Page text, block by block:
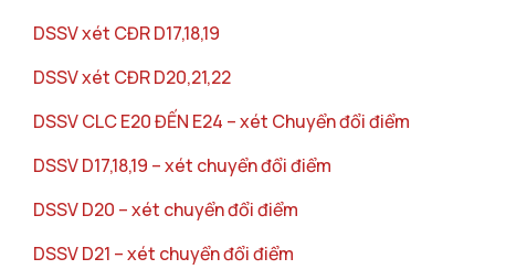
DSSV xét CĐR D17,18,19
DSSV xét CĐR D20,21,22
DSSV CLC E20 ĐẾN E24 – xét Chuyển đổi điểm
DSSV D17,18,19 – xét chuyển đổi điểm
DSSV D20 – xét chuyển đổi điểm
DSSV D21 – xét chuyển đổi điểm